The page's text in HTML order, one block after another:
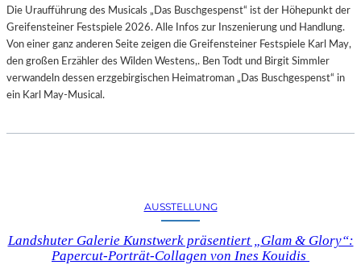
Die Uraufführung des Musicals „Das Buschgespenst“ ist der Höhepunkt der
Greifensteiner Festspiele 2026. Alle Infos zur Inszenierung und Handlung.
Von einer ganz anderen Seite zeigen die Greifensteiner Festspiele Karl May,
den großen Erzähler des Wilden Westens,. Ben Todt und Birgit Simmler
verwandeln dessen erzgebirgischen Heimatroman „Das Buschgespenst“ in
ein Karl May-Musical.
AUSSTELLUNG
Landshuter Galerie Kunstwerk präsentiert „Glam & Glory“:
Papercut-Porträt-Collagen von Ines Kouidis